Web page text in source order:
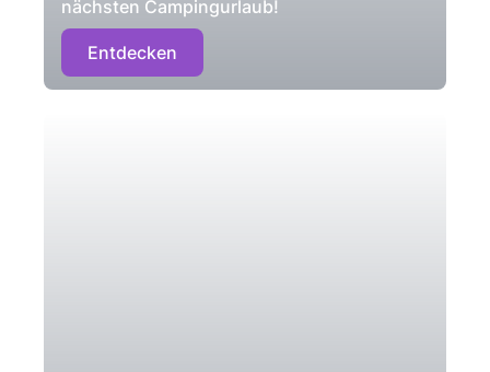
nächsten Campingurlaub!
Entdecken